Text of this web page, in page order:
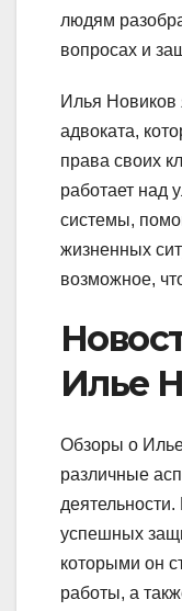
людям
вопросах и
Илья Новиков
адвоката,
права своих
работает над
системы,
жизненных
возможное,
Илье
Обзоры о
различные
успешных
которыми он
работы, а